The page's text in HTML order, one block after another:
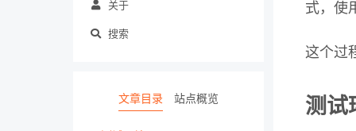
关于
搜索
文章目录 站点概览
式，使
这个过
测试